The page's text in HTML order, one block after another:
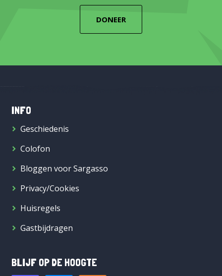
DONEER
INFO
Geschiedenis
Colofon
Bloggen voor Sargasso
Privacy/Cookies
Huisregels
Gastbijdragen
BLIJF OP DE HOOGTE